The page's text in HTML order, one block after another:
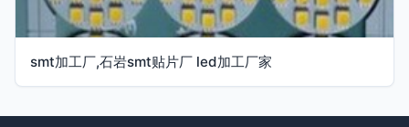
smt加工厂,石岩smt贴片厂 led加工厂家